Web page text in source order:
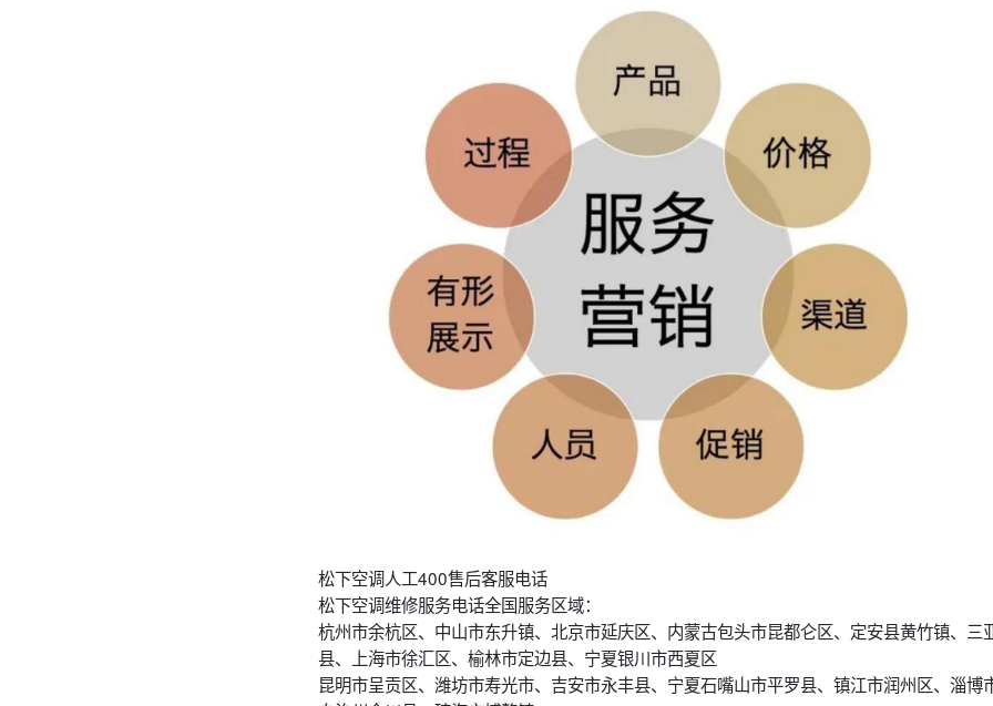
松下空调人工400售后客服电话
松下空调维修服务电话全国服务区域：
杭州市余杭区、中山市东升镇、北京市延庆区、内蒙古包头市昆都仑区、定安县黄竹镇、三
县、上海市徐汇区、榆林市定边县、宁夏银川市西夏区
昆明市呈贡区、潍坊市寿光市、吉安市永丰县、宁夏石嘴山市平罗县、镇江市润州区、淄博